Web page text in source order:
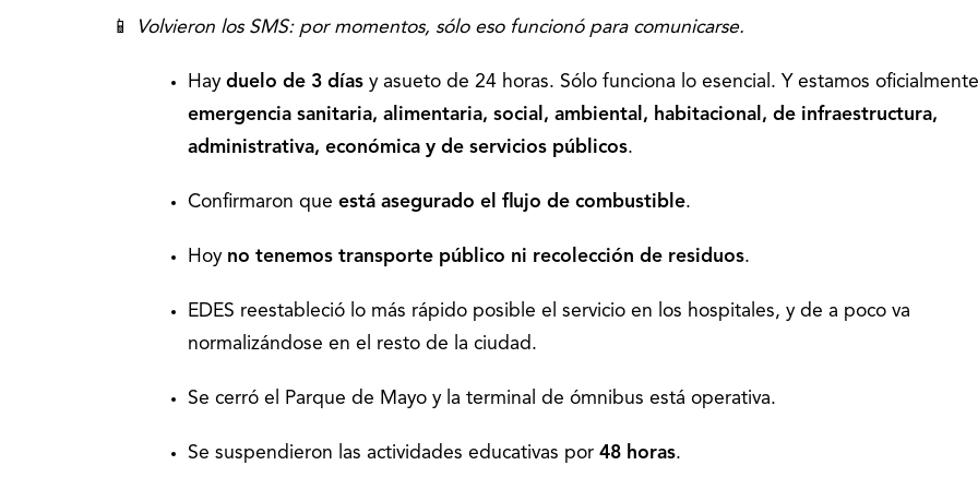
📱 Volvieron los SMS: por momentos, sólo eso funcionó para comunicarse.
Hay duelo de 3 días y asueto de 24 horas. Sólo funciona lo esencial. Y estamos
emergencia sanitaria, alimentaria, social, ambiental, habitacional, de infraestructura,
administrativa, económica y de servicios públicos.
Confirmaron que está asegurado el flujo de combustible.
Hoy no tenemos transporte público ni recolección de residuos.
EDES reestableció lo más rápido posible el servicio en los hospitales, y de a poco va
normalizándose en el resto de la ciudad.
Se cerró el Parque de Mayo y la terminal de ómnibus está operativa.
Se suspendieron las actividades educativas por 48 horas.